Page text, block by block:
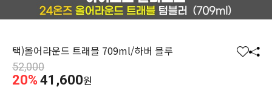
택)올어라운드 트래블 709ml/하버 블루
찜 공
52,000
20% 41,600원